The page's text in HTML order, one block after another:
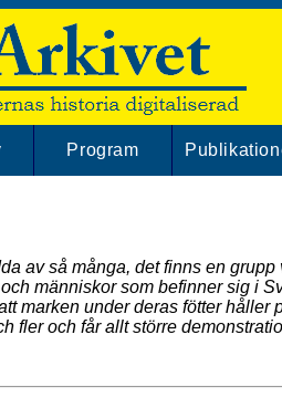
Program
av så många, det finns en grupp
människor som befinner sig i
marken under deras fötter håller
fler och får allt större